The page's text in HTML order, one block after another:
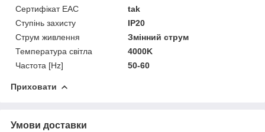
Сертифікат EAC
tak
Ступінь захисту
IP20
Струм живлення
Змінний струм
Температура світла
4000K
Частота [Hz]
50-60
Приховати
Умови доставки